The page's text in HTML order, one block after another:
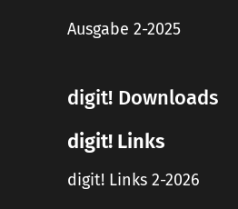
Ausgabe 2-2025
digit! Downloads
digit! Links
digit! Links 2-2026